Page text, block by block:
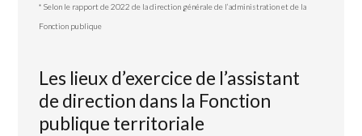
* Selon le rapport de 2022 de la direction générale de l’administration et de la
Fonction publique
Les lieux d’exercice de l’assistant
de direction dans la Fonction
publique territoriale